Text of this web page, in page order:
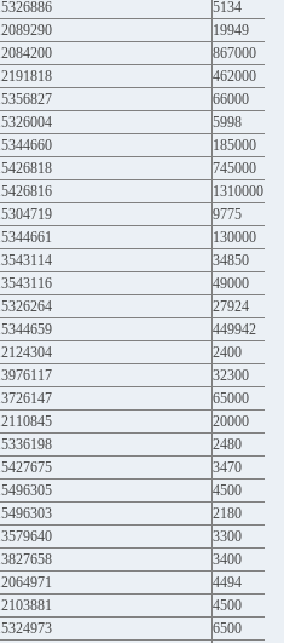
5134
19949
867000
462000
66000
5998
185000
745000
1310000
9775
130000
34850
49000
27924
449942
2400
32300
65000
20000
2480
3470
4500
2180
3300
3400
4494
4500
6500